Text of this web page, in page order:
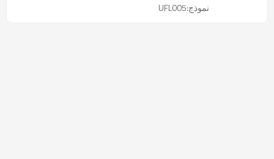
نموذج:UFL005